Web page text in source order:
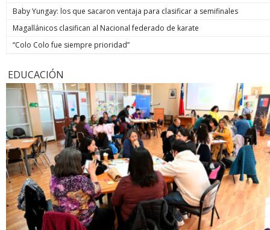
Baby Yungay: los que sacaron ventaja para clasificar a semifinales
Magallánicos clasifican al Nacional federado de karate
“Colo Colo fue siempre prioridad”
EDUCACIÓN